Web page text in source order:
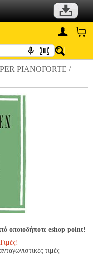
PIANOFORTE /
οποιοδήποτε eshop point!
τιμές